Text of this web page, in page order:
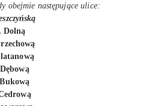
obejmie następujące ulice:
Dolną